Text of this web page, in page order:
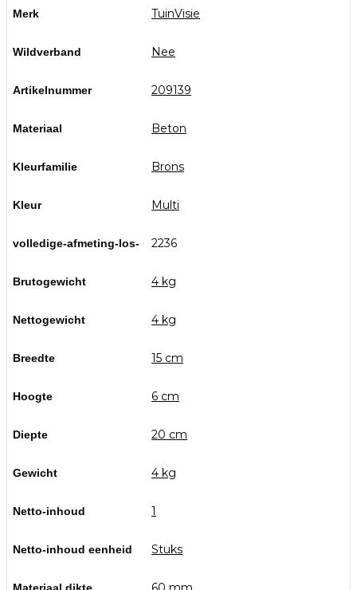
Merk TuinVisie
Wildverband Nee
Artikelnummer 209139
Materiaal Beton
Kleurfamilie Brons
Kleur Multi
volledige-afmeting-los- 2236
Brutogewicht 4 kg
Nettogewicht 4 kg
Breedte 15 cm
Hoogte 6 cm
Diepte 20 cm
Gewicht 4 kg
Netto-inhoud 1
Netto-inhoud eenheid Stuks
Materiaal dikte